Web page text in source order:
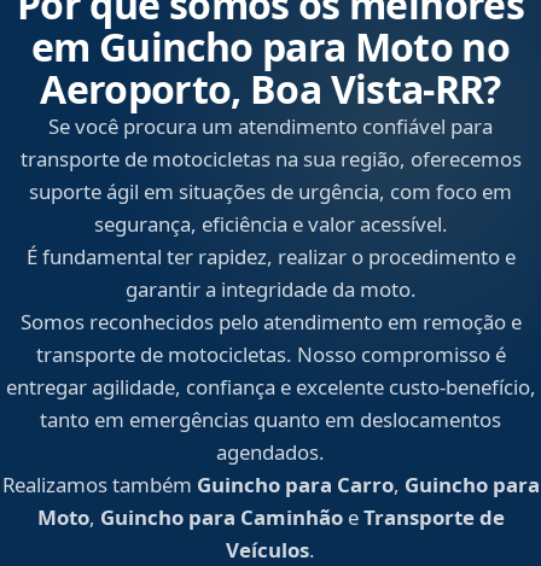
em Guincho para Moto no
Aeroporto, Boa Vista‑RR?
Se você procura um atendimento confiável para
transporte de motocicletas na sua região, oferecemos
suporte ágil em situações de urgência, com foco em
segurança, eficiência e valor acessível.
É fundamental ter rapidez, realizar o procedimento e
garantir a integridade da moto.
Somos reconhecidos pelo atendimento em remoção e
transporte de motocicletas. Nosso compromisso é
entregar agilidade, confiança e excelente custo-benefício,
tanto em emergências quanto em deslocamentos
agendados.
Realizamos também Guincho para Carro, Guincho para
Moto, Guincho para CaminhãoeTransporte de
Veículos.